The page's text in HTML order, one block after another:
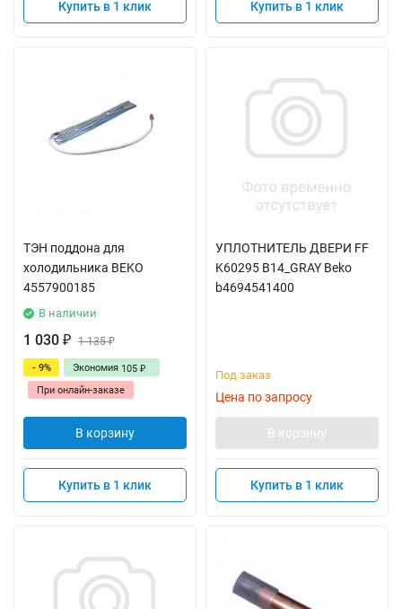
Купить в 1 клик Купить в 1 клик
ТЭН поддона для
холодильника BEKO
4557900185
В наличии
1 030 ₽ 1 135₽
- 9% Экономия 105 ₽
При онлайн-заказе
В корзину
Купить в 1 клик
УПЛОТНИТЕЛЬ ДВЕРИ FF
K60295 B14_GRAY Beko
b4694541400
Под заказ
Цена по запросу
В корзину
Купить в 1 клик